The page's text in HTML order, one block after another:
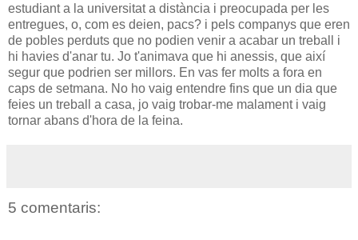
estudiant a la universitat a distància i preocupada per les
entregues, o, com es deien, pacs? i pels companys que eren
de pobles perduts que no podien venir a acabar un treball i
hi havies d'anar tu. Jo t'animava que hi anessis, que així
segur que podrien ser millors. En vas fer molts a fora en
caps de setmana. No ho vaig entendre fins que un dia que
feies un treball a casa, jo vaig trobar-me malament i vaig
tornar abans d'hora de la feina.
5 comentaris: